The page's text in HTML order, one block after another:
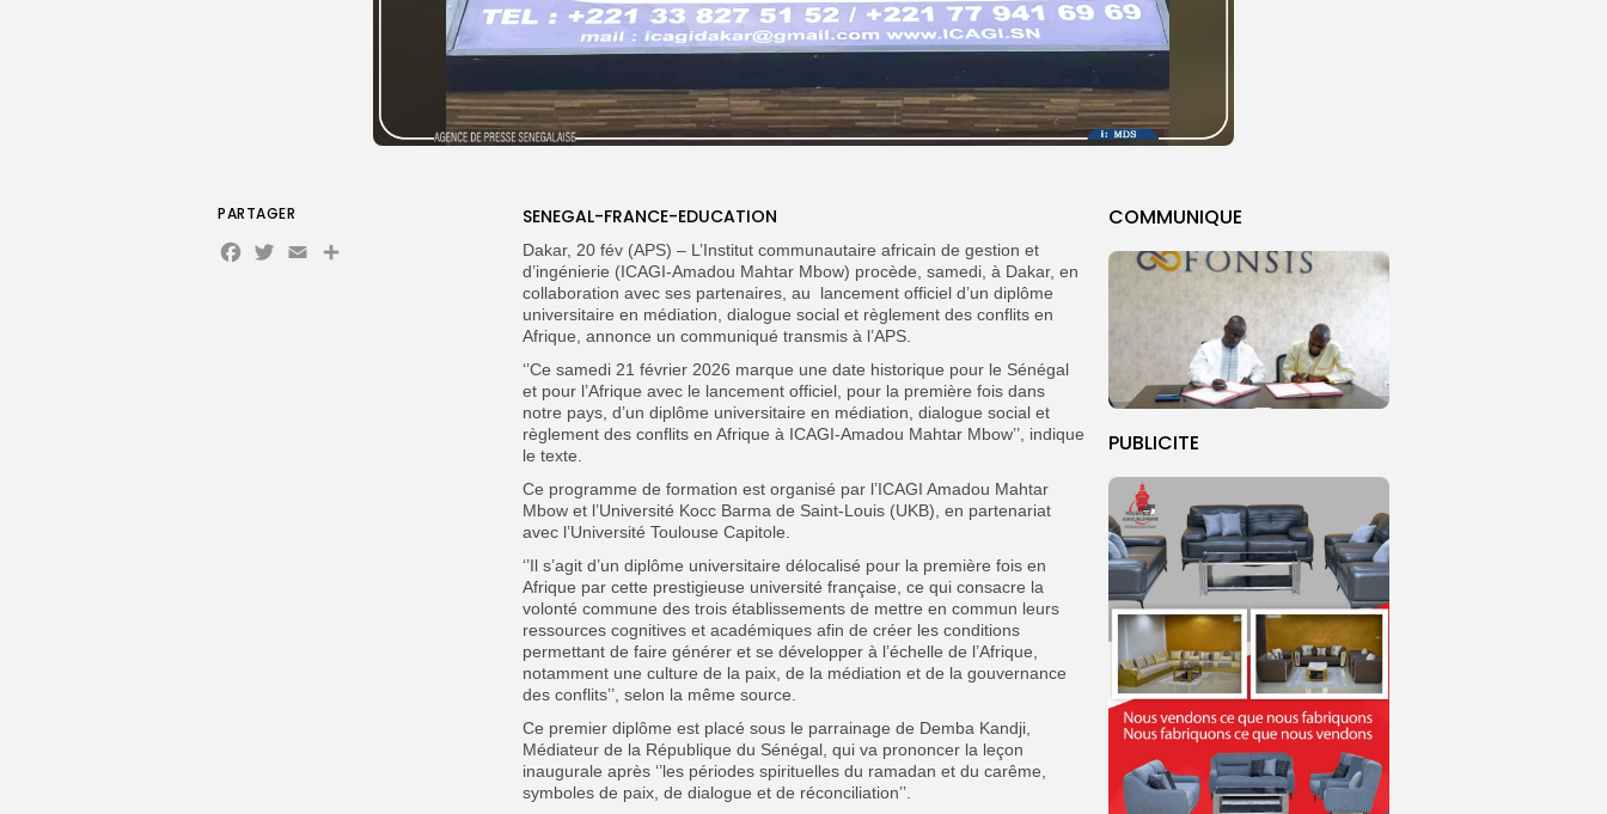
COMMUNIQUE
PUBLICITE
SENEGAL-FRANCE-EDUCATION
Dakar, 20 fév (APS) – L’Institut communautaire africain de gestion et
d’ingénierie (ICAGI-Amadou Mahtar Mbow) procède, samedi, à Dakar, en
collaboration avec ses partenaires, au lancement officiel d’un diplôme
universitaire en médiation, dialogue social et règlement des conflits en
Afrique, annonce un communiqué transmis à l’APS.
‘’Ce samedi 21 février 2026 marque une date historique pour le Sénégal
et pour l’Afrique avec le lancement officiel, pour la première fois dans
notre pays, d’un diplôme universitaire en médiation, dialogue social et
règlement des conflits en Afrique à ICAGI-Amadou Mahtar Mbow’’, indique
le texte.
Ce programme de formation est organisé par l’ICAGI Amadou Mahtar
Mbow et l’Université Kocc Barma de Saint-Louis (UKB), en partenariat
avec l’Université Toulouse Capitole.
‘’Il s’agit d’un diplôme universitaire délocalisé pour la première fois en
Afrique par cette prestigieuse université française, ce qui consacre la
volonté commune des trois établissements de mettre en commun leurs
ressources cognitives et académiques afin de créer les conditions
permettant de faire générer et se développer à l’échelle de l’Afrique,
notamment une culture de la paix, de la médiation et de la gouvernance
des conflits’’, selon la même source.
Ce premier diplôme est placé sous le parrainage de Demba Kandji,
Médiateur de la République du Sénégal, qui va prononcer la leçon
inaugurale après ‘’les périodes spirituelles du ramadan et du carême,
symboles de paix, de dialogue et de réconciliation’’.
PARTAGER
Facebook
Twitter
Email